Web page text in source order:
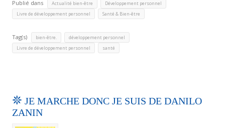
Publié dans Actualité bien-être Développement personnel
Livre de développement personnel Santé & Bien-être
Tag(s) bien-être. développement personnel
Livre de développement personnel santé
JE MARCHE DONC JE SUIS DE DANILO
ZANIN